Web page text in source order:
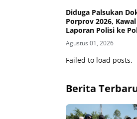
Diduga Palsukan
Porprov 2026,
Laporan Polisi ke
Agustus 01, 2026
Failed to load posts.
Berita